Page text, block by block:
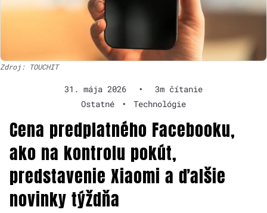
Zdroj: TOUCHIT
31. mája 2026 •
3m čítanie
Ostatné
• Technológie
Cena predplatného Facebooku,
ako na kontrolu pokút,
predstavenie Xiaomi a ďalšie
novinky týždňa